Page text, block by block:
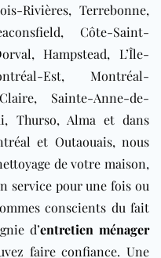
Rivières, Terrebonne,
Côte-Saint-
Hampstead, L’Île-
Est, Montréal-
Sainte-Anne-de-
Thurso, Alma et dans
et Outaouais, nous
de votre maison,
service pour une fois ou
conscients du fait
d’entretien ménager
faire confiance. Une